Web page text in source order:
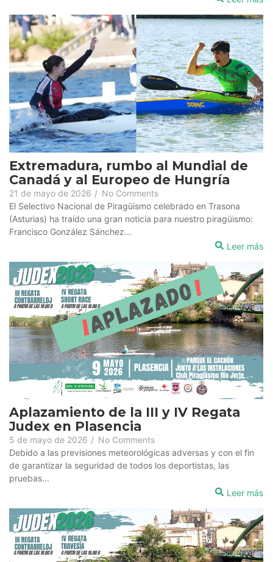
Extremadura, rumbo al Mundial de
Canadá y al Europeo de Hungría
21 de mayo de 2026 / No Comments
El Selectivo Nacional de Piragüismo celebrado en Trasona
(Asturias) ha traído una gran noticia para nuestro piragüismo:
Francisco González Sánchez...
Leer más
Aplazamiento de la III y IV Regata
Judex en Plasencia
5 de mayo de 2026 / No Comments
Debido a las previsiones meteorológicas adversas y con el fin
de garantizar la seguridad de todos los deportistas, las
pruebas...
Leer más